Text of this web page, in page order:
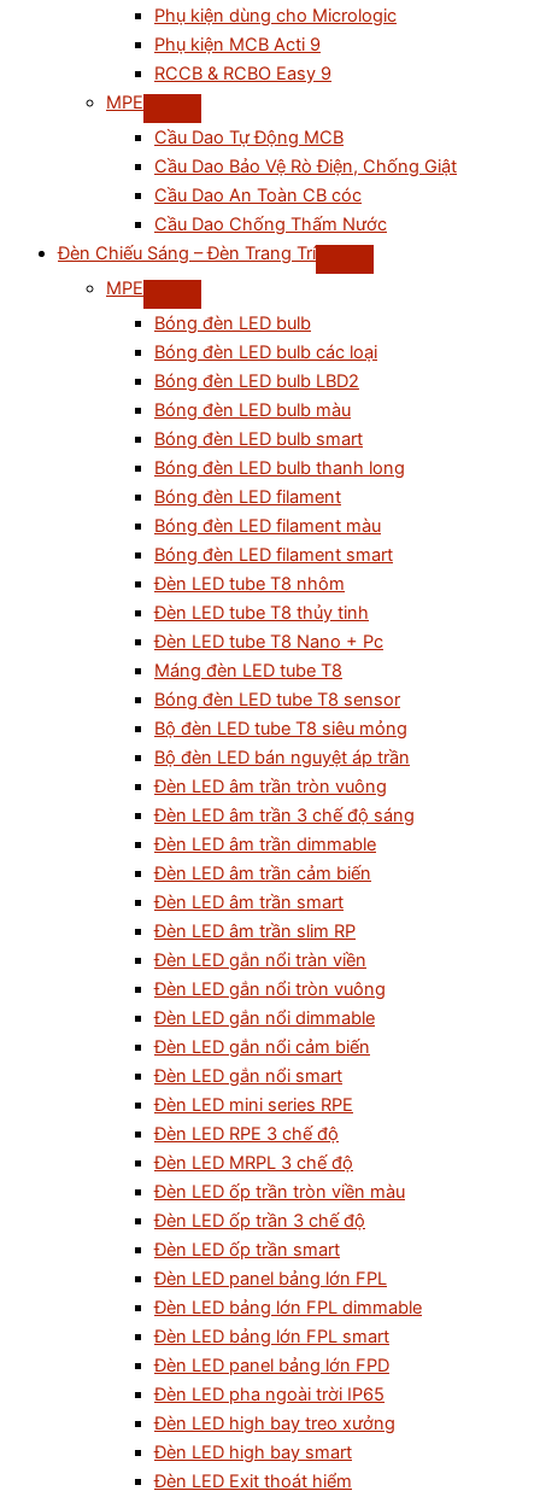
Phụ kiện dùng cho Micrologic
Phụ kiện MCB Acti 9
RCCB & RCBO Easy 9
MPE
Cầu Dao Tự Động MCB
Cầu Dao Bảo Vệ Rò Điện, Chống Giật
Cầu Dao An Toàn CB cóc
Cầu Dao Chống Thấm Nước
Đèn Chiếu Sáng – Đèn Trang Trí
MPE
Bóng đèn LED bulb
Bóng đèn LED bulb các loại
Bóng đèn LED bulb LBD2
Bóng đèn LED bulb màu
Bóng đèn LED bulb smart
Bóng đèn LED bulb thanh long
Bóng đèn LED filament
Bóng đèn LED filament màu
Bóng đèn LED filament smart
Đèn LED tube T8 nhôm
Đèn LED tube T8 thủy tinh
Đèn LED tube T8 Nano + Pc
Máng đèn LED tube T8
Bóng đèn LED tube T8 sensor
Bộ đèn LED tube T8 siêu mỏng
Bộ đèn LED bán nguyệt áp trần
Đèn LED âm trần tròn vuông
Đèn LED âm trần 3 chế độ sáng
Đèn LED âm trần dimmable
Đèn LED âm trần cảm biến
Đèn LED âm trần smart
Đèn LED âm trần slim RP
Đèn LED gắn nổi tràn viền
Đèn LED gắn nổi tròn vuông
Đèn LED gắn nổi dimmable
Đèn LED gắn nổi cảm biến
Đèn LED gắn nổi smart
Đèn LED mini series RPE
Đèn LED RPE 3 chế độ
Đèn LED MRPL 3 chế độ
Đèn LED ốp trần tròn viền màu
Đèn LED ốp trần 3 chế độ
Đèn LED ốp trần smart
Đèn LED panel bảng lớn FPL
Đèn LED bảng lớn FPL dimmable
Đèn LED bảng lớn FPL smart
Đèn LED panel bảng lớn FPD
Đèn LED pha ngoài trời IP65
Đèn LED high bay treo xưởng
Đèn LED high bay smart
Đèn LED Exit thoát hiểm